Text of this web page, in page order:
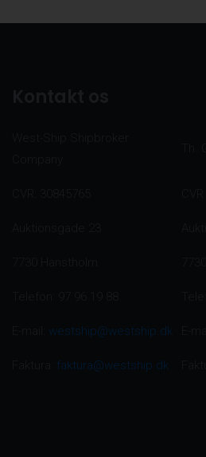
westship@westship.dk
faktura@westship.dk